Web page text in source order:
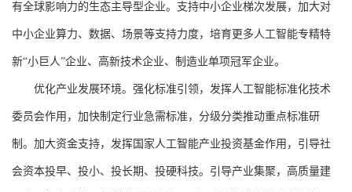
有全球影响力的生态主导型企业。支持中小企业梯次发展，加大对
中小企业算力、数据、场景等支持力度，培育更多人工智能专精特
新“小巨人”企业、高新技术企业、制造业单项冠军企业。
优化产业发展环境。强化标准引领，发挥人工智能标准化技术
委员会作用，加快制定行业急需标准，分级分类推动重点标准研
制。加大资金支持，发挥国家人工智能产业投资基金作用，引导社
会资本投早、投小、投长期、投硬科技。引导产业集聚，高质量建